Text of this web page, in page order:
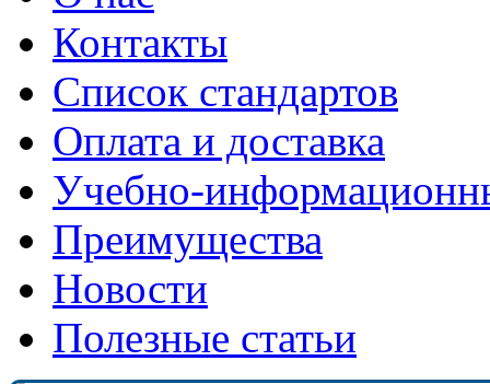
Контакты
Список стандартов
Оплата и доставка
Учебно-
Преимущества
Новости
Полезные статьи